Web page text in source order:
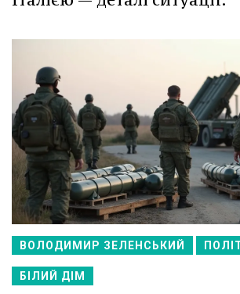
ВОЛОДИМИР ЗЕЛЕНСЬКИЙ
БІЛИЙ ДІМ